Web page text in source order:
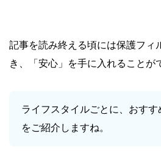
記事を読み終える頃には保護フィ
き、「安心」を手に入れることが
ライフスタイルごとに、おすす
をご紹介しますね。